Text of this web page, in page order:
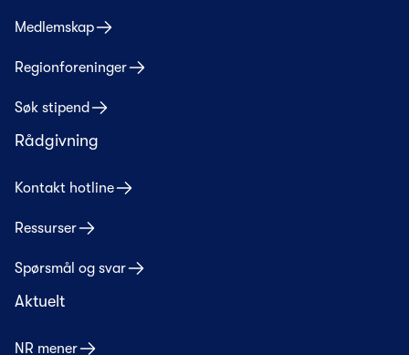
Medlemskap
Regionforeninger
Søk stipend
Rådgivning
Kontakt hotline
Ressurser
Spørsmål og svar
Aktuelt
NR mener